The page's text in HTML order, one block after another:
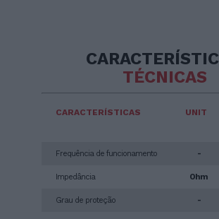
TÉCNICAS
CARACTERÍSTICAS
Frequência de funcionamento
Impedância
Grau de proteção
UNIT
-
Ohm
-